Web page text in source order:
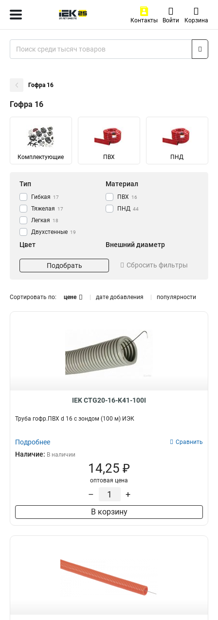
Контакты Войти Корзина
Гофра 16
Гофра 16
Комплектующие ПВХ ПНД
Тип
Гибкая 17
Тяжелая 17
Легкая 18
Двухстенные 19
Материал
ПВХ 16
ПНД 44
Цвет
Белый 16
Черный 21
Внешний диаметр
20
Подобрать Сбросить фильтры
Сортировать по: цене дате добавления популярности
IEK CTG20-16-K41-100I
Труба гофр.ПВХ d 16 с зондом (100 м) ИЭК
Подробнее Сравнить
Наличие: В наличии
14,25 ₽
оптовая цена
– +
В корзину